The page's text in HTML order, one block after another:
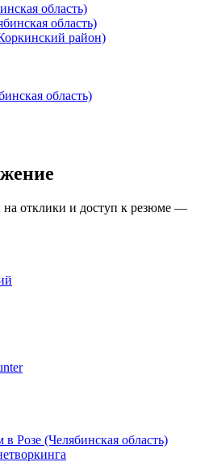
область)
область)
район)
область)
на отклики и доступ к резюме —
Розе (Челябинская область)